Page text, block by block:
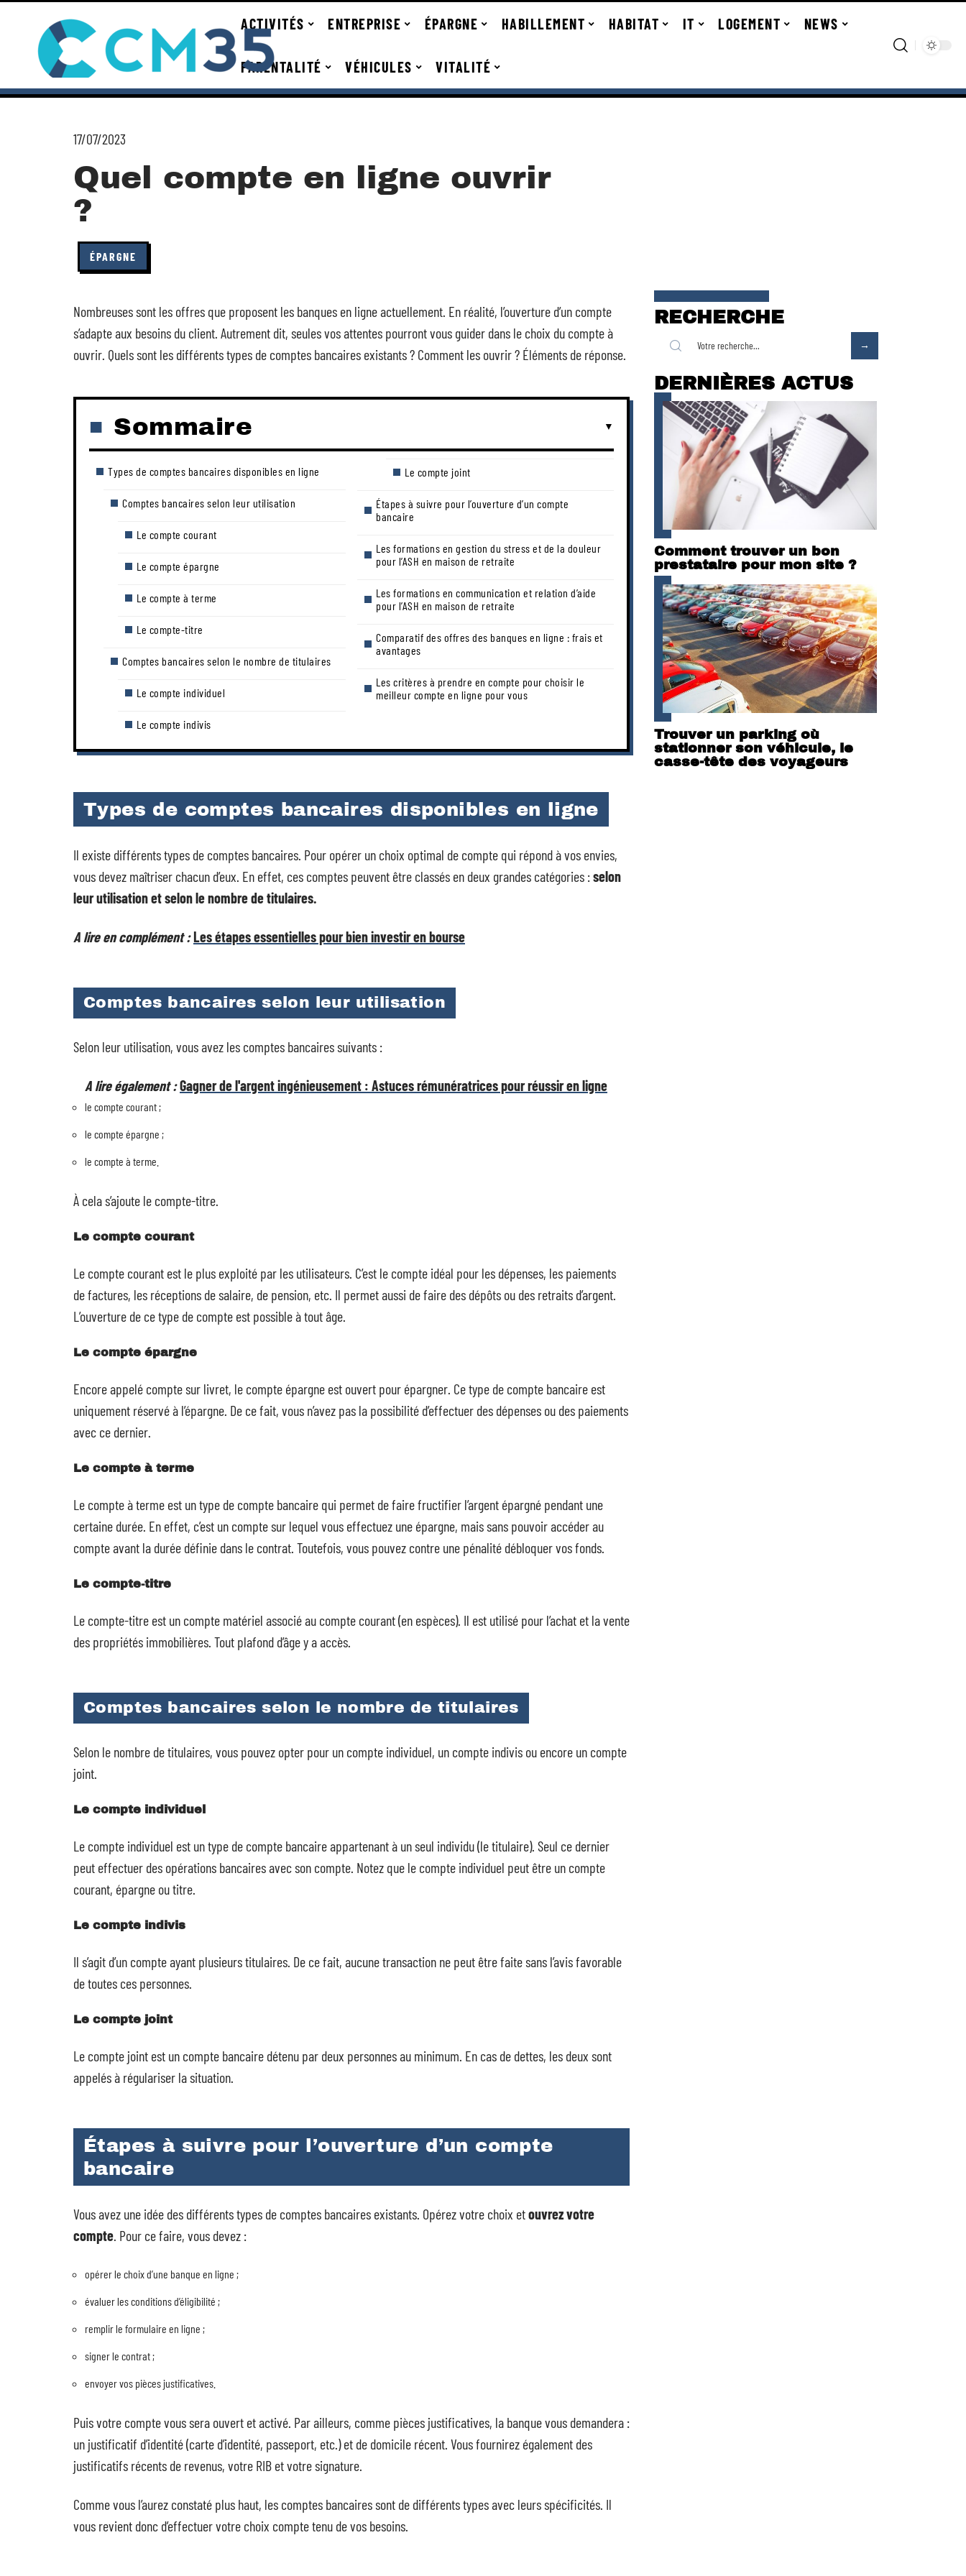
ACTIVITÉS ENTREPRISE ÉPARGNE HABILLEMENT HABITAT IT LOGEMENT NEWS
PARENTALITÉ VÉHICULES VITALITÉ
17/07/2023
Quel compte en ligne ouvrir
?
ÉPARGNE
Nombreuses sont les offres que proposent les banques en ligne actuellement. En réalité, l’ouverture d’un compte
s’adapte aux besoins du client. Autrement dit, seules vos attentes pourront vous guider dans le choix du compte à
ouvrir. Quels sont les différents types de comptes bancaires existants ? Comment les ouvrir ? Éléments de réponse.
Sommaire
Types de comptes bancaires disponibles en ligne
Comptes bancaires selon leur utilisation
Le compte courant
Le compte épargne
Le compte à terme
Le compte-titre
Comptes bancaires selon le nombre de titulaires
Le compte individuel
Le compte indivis
Le compte joint
Étapes à suivre pour l’ouverture d’un compte
bancaire
Les formations en gestion du stress et de la douleur
pour l’ASH en maison de retraite
Les formations en communication et relation d’aide
pour l’ASH en maison de retraite
Comparatif des offres des banques en ligne : frais et
avantages
Les critères à prendre en compte pour choisir le
meilleur compte en ligne pour vous
Types de comptes bancaires disponibles en ligne
Il existe différents types de comptes bancaires. Pour opérer un choix optimal de compte qui répond à vos envies,
vous devez maîtriser chacun d’eux. En effet, ces comptes peuvent être classés en deux grandes catégories :selon
leur utilisation et selon le nombre de titulaires.
A lire en complément :Les étapes essentielles pour bien investir en bourse
Comptes bancaires selon leur utilisation
Selon leur utilisation, vous avez les comptes bancaires suivants :
A lire également :Gagner de l'argent ingénieusement : Astuces rémunératrices pour réussir en ligne
le compte courant ;
le compte épargne ;
le compte à terme.
À cela s’ajoute le compte-titre.
Le compte courant
Le compte courant est le plus exploité par les utilisateurs. C’est le compte idéal pour les dépenses, les paiements
de factures, les réceptions de salaire, de pension, etc. Il permet aussi de faire des dépôts ou des retraits d’argent.
L’ouverture de ce type de compte est possible à tout âge.
Le compte épargne
Encore appelé compte sur livret, le compte épargne est ouvert pour épargner. Ce type de compte bancaire est
uniquement réservé à l’épargne. De ce fait, vous n’avez pas la possibilité d’effectuer des dépenses ou des paiements
avec ce dernier.
Le compte à terme
Le compte à terme est un type de compte bancaire qui permet de faire fructifier l’argent épargné pendant une
certaine durée. En effet, c’est un compte sur lequel vous effectuez une épargne, mais sans pouvoir accéder au
compte avant la durée définie dans le contrat. Toutefois, vous pouvez contre une pénalité débloquer vos fonds.
Le compte-titre
Le compte-titre est un compte matériel associé au compte courant (en espèces). Il est utilisé pour l’achat et la vente
des propriétés immobilières. Tout plafond d’âge y a accès.
Comptes bancaires selon le nombre de titulaires
Selon le nombre de titulaires, vous pouvez opter pour un compte individuel, un compte indivis ou encore un compte
joint.
Le compte individuel
Le compte individuel est un type de compte bancaire appartenant à un seul individu (le titulaire). Seul ce dernier
peut effectuer des opérations bancaires avec son compte. Notez que le compte individuel peut être un compte
courant, épargne ou titre.
Le compte indivis
Il s’agit d’un compte ayant plusieurs titulaires. De ce fait, aucune transaction ne peut être faite sans l’avis favorable
de toutes ces personnes.
Le compte joint
Le compte joint est un compte bancaire détenu par deux personnes au minimum. En cas de dettes, les deux sont
appelés à régulariser la situation.
Étapes à suivre pour l’ouverture d’un compte
bancaire
Vous avez une idée des différents types de comptes bancaires existants. Opérez votre choix etouvrez votre
compte. Pour ce faire, vous devez :
opérer le choix d’une banque en ligne ;
évaluer les conditions d’éligibilité ;
remplir le formulaire en ligne ;
signer le contrat ;
envoyer vos pièces justificatives.
Puis votre compte vous sera ouvert et activé. Par ailleurs, comme pièces justificatives, la banque vous demandera :
un justificatif d’identité (carte d’identité, passeport, etc.) et de domicile récent. Vous fournirez également des
justificatifs récents de revenus, votre RIB et votre signature.
Comme vous l’aurez constaté plus haut, les comptes bancaires sont de différents types avec leurs spécificités. Il
vous revient donc d’effectuer votre choix compte tenu de vos besoins.
RECHERCHE
DERNIÈRES ACTUS
Comment trouver un bon
prestataire pour mon site ?
Trouver un parking où
stationner son véhicule, le
casse-tête des voyageurs